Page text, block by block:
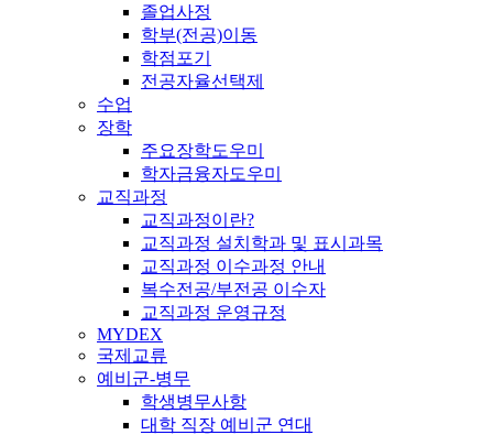
졸업사정
학부(전공)이동
학점포기
전공자율선택제
수업
장학
주요장학도우미
학자금융자도우미
교직과정
교직과정이란?
교직과정 설치학과 및 표시과목
교직과정 이수과정 안내
복수전공/부전공 이수자
교직과정 운영규정
MYDEX
국제교류
예비군-병무
학생병무사항
대학 직장 예비군 연대